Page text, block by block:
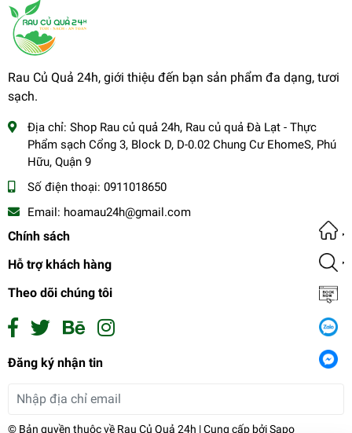
Rau Củ Quả 24h, giới thiệu đến bạn sản phẩm đa dạng, tươi
sạch.
Địa chỉ: Shop Rau củ quả 24h, Rau củ quả Đà Lạt - Thực
Phẩm sạch Cổng 3, Block D, D-0.02 Chung Cư EhomeS, Phú
Hữu, Quận 9
Số điện thoại: 0911018650
Email: hoamau24h@gmail.com
Chính sách
Hỗ trợ khách hàng
Theo dõi chúng tôi
Đăng ký nhận tin
© Bản quyền thuộc về Rau Củ Quả 24h | Cung cấp bởiSapo
17.500₫